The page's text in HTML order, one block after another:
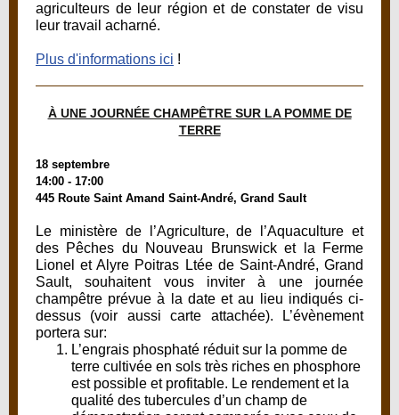
agriculteurs de leur région et de constater de visu
leur travail acharné.
Plus d'informations ici !
À UNE JOURNÉE CHAMPÊTRE SUR LA POMME DE
TERRE
18 septembre
14:00 - 17:00
445 Route Saint Amand Saint-André, Grand Sault
Le ministère de l’Agriculture, de l’Aquaculture et
des Pêches du Nouveau Brunswick et la Ferme
Lionel et Alyre Poitras Ltée de Saint-André, Grand
Sault, souhaitent vous inviter à une journée
champêtre prévue à la date et au lieu indiqués ci-
dessus (voir aussi carte attachée). L’évènement
portera sur:
L’engrais phosphaté réduit sur la pomme de
terre cultivée en sols très riches en phosphore
est possible et profitable. Le rendement et la
qualité des tubercules d’un champ de